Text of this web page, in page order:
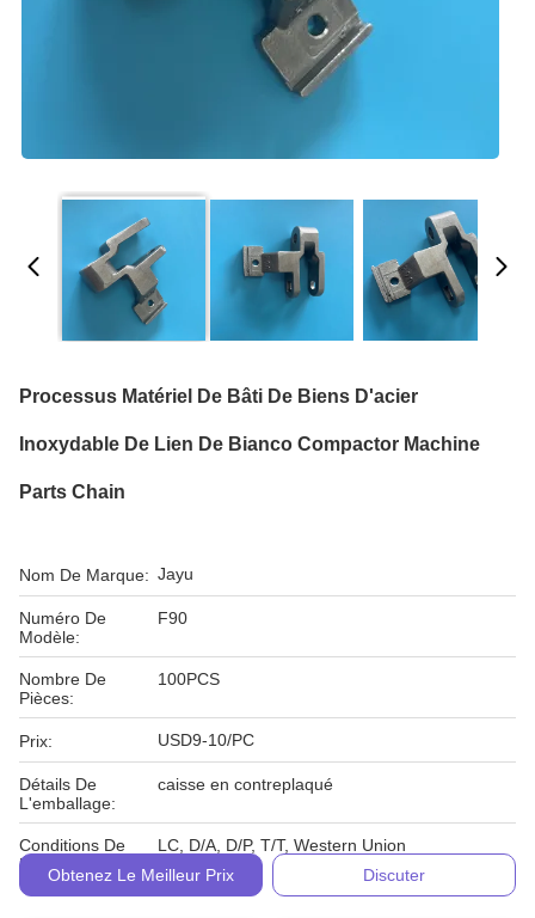
Processus Matériel De Bâti De Biens D'acier
Inoxydable De Lien De Bianco Compactor Machine
Parts Chain
Nom De Marque: Jayu
Numéro De
Modèle:
F90
Nombre De
Pièces:
100PCS
Prix: USD9-10/PC
Détails De
L'emballage:
caisse en contreplaqué
Conditions De
Paiement:
LC, D/A, D/P, T/T, Western Union
Obtenez Le Meilleur Prix
Discuter